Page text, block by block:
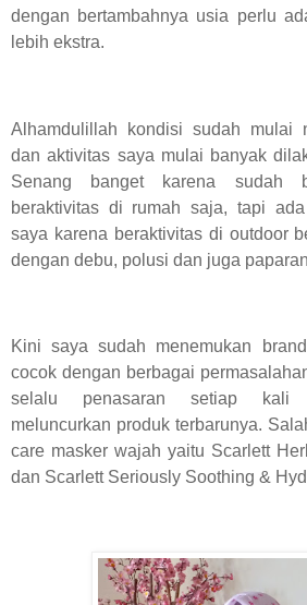
dengan bertambahnya usia perlu
lebih ekstra.
Alhamdulillah kondisi sudah mulai
dan aktivitas saya mulai banyak
Senang banget karena sudah
beraktivitas di rumah saja, tapi
saya karena beraktivitas di outdoor
dengan debu, polusi dan juga
Kini saya sudah menemukan
cocok dengan berbagai
selalu penasaran setiap kali
meluncurkan produk terbarunya.
care masker wajah yaitu Scarlett
dan Scarlett Seriously Soothing &